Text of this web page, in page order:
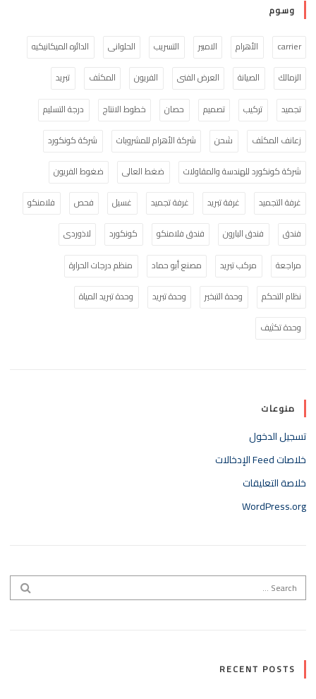
وسوم
carrier الأهرام الامبير التسريب الحلوانى
الدائره الميكانيكيه
الزمالك
الصيانة العرض الفنى الفريون المكثف
تبريد
تجميد
تركيب تصميم حصان خطوط الانتاج
درجة التسليم
زعانف المكثف
شحن شركة الأهرام للمشروبات
شركة كونكورد
شركة كونكورد للهندسة والمقاولات
ضغط العالى
ضغوط الفريون
غرفة التجميد
غرفة تبريد غرفة تجميد غسيل فحص
فلامنكو
فندق
فندق البارون فندق فلامنكو كونكورد
لاذوردى
مراجعة
مركب تبريد مصنع أبو حماد
منظم درجات الحرارة
نظام التحكم
وحدة التبخير وحدة تبريد
وحدة تبريد المياة
وحدة تكثيف
منوعات
تسجيل الدخول
خلاصات Feed الإدخالات
خلاصة التعليقات
WordPress.org
Search for:
RECENT POSTS